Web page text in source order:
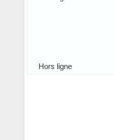
Hors ligne